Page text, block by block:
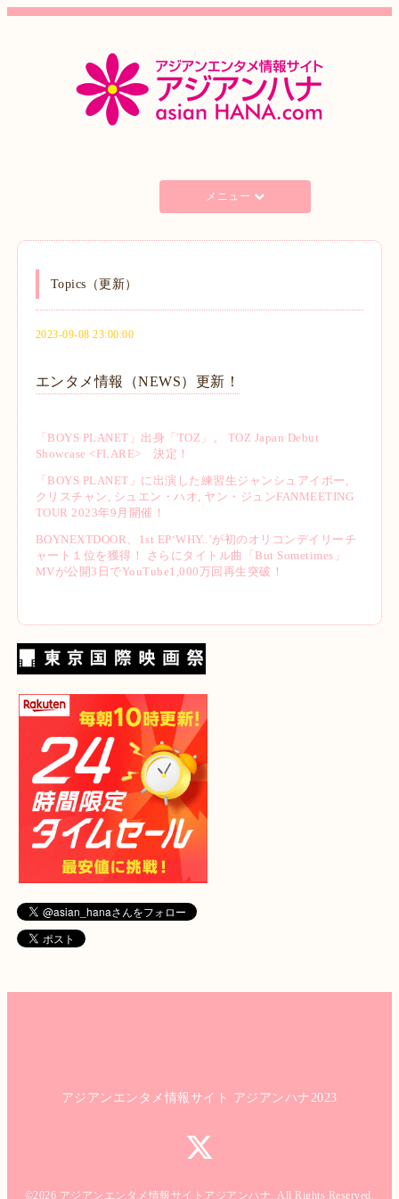
メニュー
Topics（更新）
2023-09-08 23:00:00
エンタメ情報（NEWS）更新！
「BOYS PLANET」出身「TOZ」。 TOZ Japan Debut
Showcase <FLARE> 決定！
「BOYS PLANET」に出演した練習生ジャンシュアイボー,
クリスチャン, シュエン・ハオ, ヤン・ジュンFANMEETING
TOUR 2023年9月開催！
BOYNEXTDOOR、1st EP‘WHY..’が初のオリコンデイリーチ
ャート１位を獲得！ さらにタイトル曲「But Sometimes」
MVが公開3日でYouTube1,000万回再生突破！
アジアンエンタメ情報サイト アジアンハナ2023
©2026 アジアンエンタメ情報サイトアジアンハナ. All Rights Reserved.